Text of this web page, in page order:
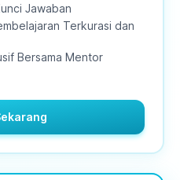
Jawaban
Terkurasi dan
Bersama Mentor